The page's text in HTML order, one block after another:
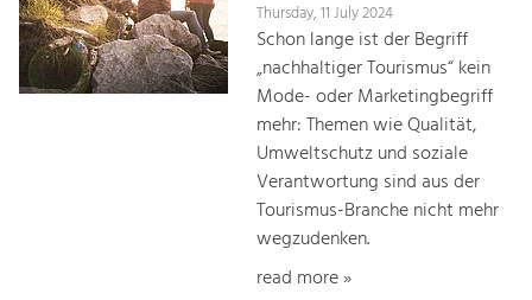
Thursday, 11 July 2024
Schon lange ist der Begriff
„nachhaltiger Tourismus“ kein
Mode- oder Marketingbegriff
mehr: Themen wie Qualität,
Umweltschutz und soziale
Verantwortung sind aus der
Tourismus-Branche nicht mehr
wegzudenken.
read more »